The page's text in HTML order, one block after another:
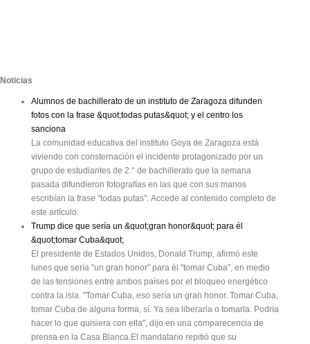
Noticias
Alumnos de bachillerato de un instituto de Zaragoza difunden
fotos con la frase &quot;todas putas&quot; y el centro los
sanciona
La comunidad educativa del instituto Goya de Zaragoza está
viviendo con consternación el incidente protagonizado por un
grupo de estudiantes de 2.° de bachillerato que la semana
pasada difundieron fotografías en las que con sus manos
escribían la frase "todas putas". Accede al contenido completo de
este artículo.
Trump dice que sería un &quot;gran honor&quot; para él
&quot;tomar Cuba&quot;
El presidente de Estados Unidos, Donald Trump, afirmó este
lunes que sería "un gran honor" para él "tomar Cuba", en medio
de las tensiones entre ambos países por el bloqueo energético
contra la isla. "Tomar Cuba, eso sería un gran honor. Tomar Cuba,
tomar Cuba de alguna forma, sí. Ya sea liberarla o tomarla. Podría
hacer lo que quisiera con ella", dijo en una comparecencia de
prensa en la Casa Blanca.El mandatario repitió que su